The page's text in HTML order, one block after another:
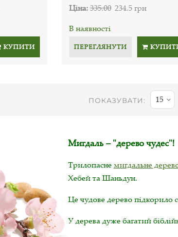
КУПИТИ
Ціна:335.00 234.5 грн
В наявності
ПЕРЕГЛЯНУТИ
ПОКАЗУВАТИ: 15
Мигдаль – "дерево чудес"!
Трилопасне мигдальне
Хебей та Шаньдун.
Це чудове дерево підкорило
У дерева дуже багатий